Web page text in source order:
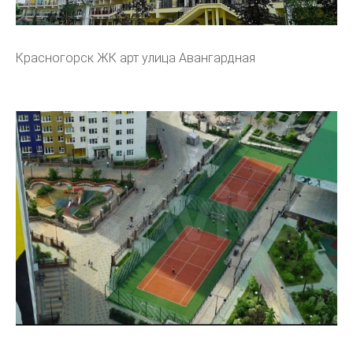
Красногорск ЖК арт улица Авангардная